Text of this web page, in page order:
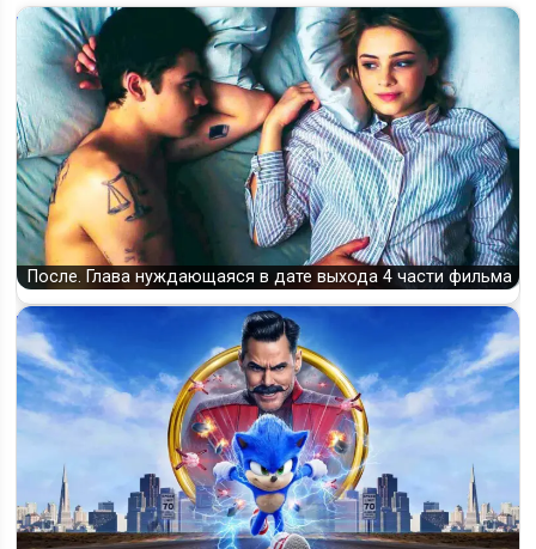
После. Глава нуждающаяся в дате выхода 4 части фильма